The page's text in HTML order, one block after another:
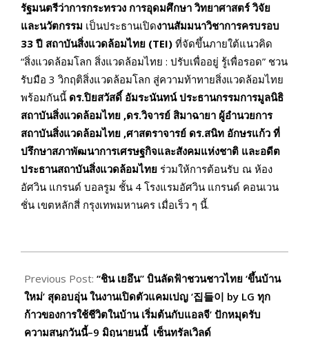
รัฐมนตรีว่าการกระทรวง การอุดมศึกษา วิทยาศาสตร์ วิจัย
และนวัตกรรม เป็นประธานเปิดงานสัมมนาวิชาการครบรอบ
33 ปี สถาบันสิ่งแวดล้อมไทย (TEI) ที่จัดขึ้นภายใต้แนวคิด
“สิ่งแวดล้อมโลก สิ่งแวดล้อมไทย : ปรับเพื่ออยู่ รู้เพื่อรอด” ชวน
รับมือ 3 วิกฤติสิ่งแวดล้อมโลก สู่ความท้าทายสิ่งแวดล้อมไทย
พร้อมกันนี้ ดร.ปิยสวัสดิ์ อัมระนันทน์ ประธานกรรมการมูลนิธิ
สถาบันสิ่งแวดล้อมไทย ,ดร.วิจารย์ สิมาฉายา ผู้อำนวยการ
สถาบันสิ่งแวดล้อมไทย ,ศาสตราจารย์ ดร.สนิท อักษรแก้ว ที่
ปรึกษาสภาพัฒนาการเศรษฐกิจและสังคมแห่งชาติ และอดีต
ประธานสถาบันสิ่งแวดล้อมไทย ร่วมให้การต้อนรับ ณ ห้อง
อัศวิน แกรนด์ บอลรูม ชั้น 4 โรงแรมอัศวิน แกรนด์ คอนเวน
ชั่น เขตหลักสี่ กรุงเทพมหานคร เมื่อเร็ว ๆ นี้.
06-
08
Previous Post: “ชิน เยอึน” บินลัดฟ้าชวนชาวไทย ‘ขึ้นบ้าน
ใหม่’ สุดอบอุ่น ในงานเปิดตัวแคมเปญ ‘집들이 by LG ทุก
ก้าวของการใช้ชีวิตในบ้าน เริ่มต้นกับแอลจี’ ปักหมุดรับ
ความสนุกวันนี้–9 มิถุนายนนี้ เซ็นทรัลเวิลด์